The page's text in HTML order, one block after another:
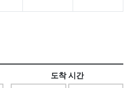
도착 시간